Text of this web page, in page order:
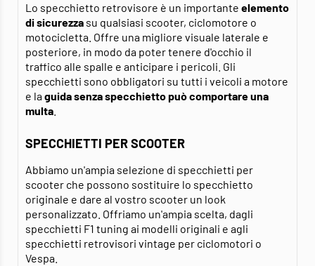
Lo specchietto retrovisore è un importante elemento
di sicurezza su qualsiasi scooter, ciclomotore o
motocicletta. Offre una migliore visuale laterale e
posteriore, in modo da poter tenere d'occhio il
traffico alle spalle e anticipare i pericoli. Gli
specchietti sono obbligatori su tutti i veicoli a motore
e laguida senza specchietto può comportare una
multa
SPECCHIETTI PER SCOOTER
Abbiamo un'ampia selezione di specchietti per
scooter che possono sostituire lo specchietto
originale e dare al vostro scooter un look
personalizzato. Offriamo un'ampia scelta, dagli
specchietti F1 tuning ai modelli originali e agli
specchietti retrovisori vintage per ciclomotori o
Vespa.